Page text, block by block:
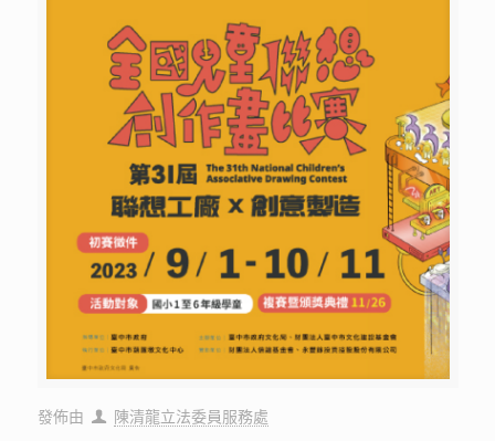
發佈由 陳清龍立法委員服務處